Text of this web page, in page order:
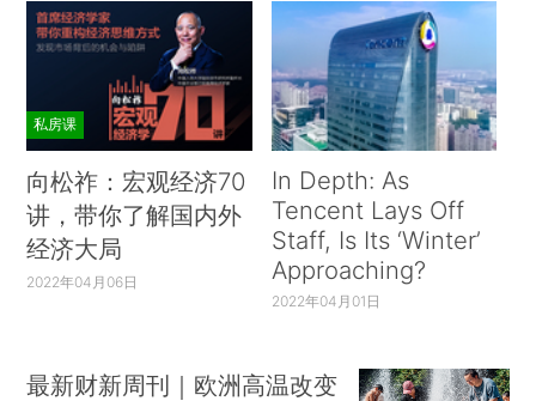
私房课
向松祚：宏观经济70
讲，带你了解国内外
经济大局
2022年04月06日
In Depth: As
Tencent Lays Off
Staff, Is Its ‘Winter’
Approaching?
2022年04月01日
最新财新周刊｜欧洲高温改变